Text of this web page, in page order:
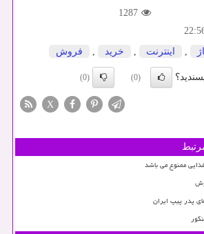
1287
, اینترنت , خرید , فروش
(0)
(0)
X
ممنوع می باشد
پدر پیپ ایران